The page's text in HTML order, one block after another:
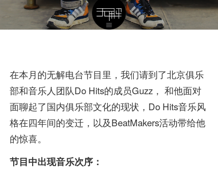
在本月的无解电台节目里，我们请到了北京俱乐
部和音乐人团队Do Hits的成员Guzz， 和他面对
面聊起了国内俱乐部文化的现状，Do Hits音乐风
格在四年间的变迁，以及BeatMakers活动带给他
的惊喜。
节目中出现音乐次序：